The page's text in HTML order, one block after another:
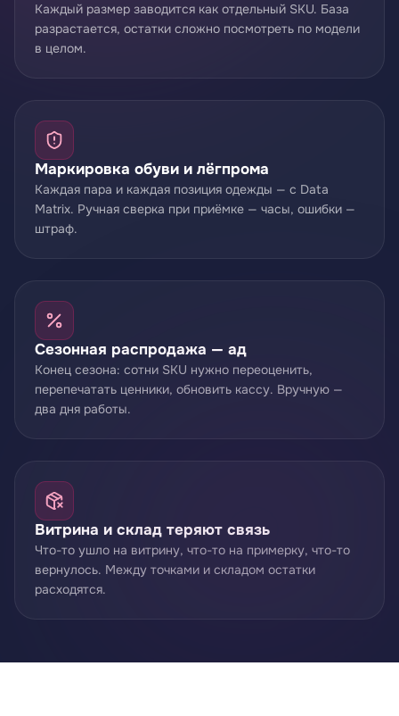
Каждый размер заводится как отдельный SKU. База
разрастается, остатки сложно посмотреть по модели
в целом.
Маркировка обуви и лёгпрома
Каждая пара и каждая позиция одежды — с Data
Matrix. Ручная сверка при приёмке — часы, ошибки —
штраф.
Сезонная распродажа — ад
Конец сезона: сотни SKU нужно переоценить,
перепечатать ценники, обновить кассу. Вручную —
два дня работы.
Витрина и склад теряют связь
Что-то ушло на витрину, что-то на примерку, что-то
вернулось. Между точками и складом остатки
расходятся.